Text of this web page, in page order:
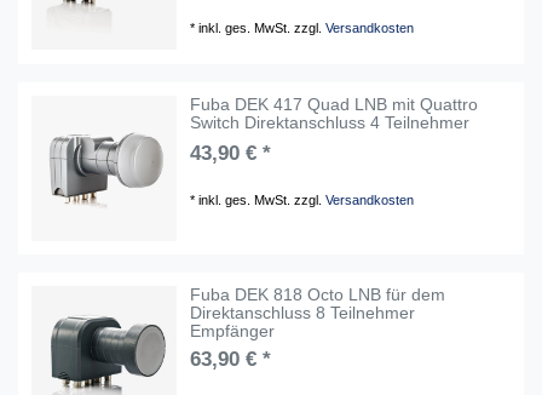
*inkl. ges. MwSt. zzgl.Versandkosten
Fuba DEK 417 Quad LNB mit Quattro
Switch Direktanschluss 4 Teilnehmer
43,90 € *
*inkl. ges. MwSt. zzgl.Versandkosten
Fuba DEK 818 Octo LNB für dem
Direktanschluss 8 Teilnehmer
Empfänger
63,90 € *